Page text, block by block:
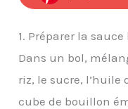
1. Préparer la
Dans un bol,
riz, le sucre, l’huile
cube de bouillon